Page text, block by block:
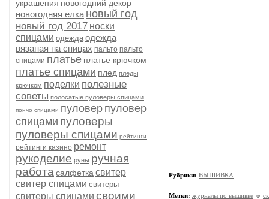
украшения новогодний декор
новогодняя елка новый год
новый год 2017 носки
спицами одежда одежда
вязаная на спицах пальто пальто
спицами платье платье крючком
платье спицами плед пледы
крючком поделки полезные
советы полосатые пуловеры спицами
пончо спицами пуловер пуловер
спицами пуловеры
пуловеры спицами рейтинги
рейтинги казино ремонт
рукоделие руны ручная
работа салфетка свитер
свитер спицами свитеры
свитеры спицами своими
Рубрики: ВЫШИВКА
Метки: журналы по вышивке